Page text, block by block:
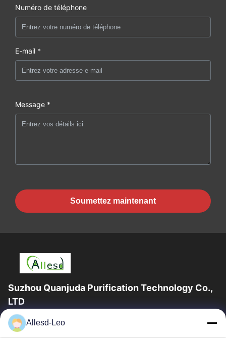
Numéro de téléphone
E-mail *
Message *
Soumettez maintenant
Suzhou Quanjuda Purification Technology Co.,
LTD
l'expérience 16years, en tant que principaux fabricant et
exportateur d'ESD et produits de Cleanroom, nous offrons un
Allesd-Leo